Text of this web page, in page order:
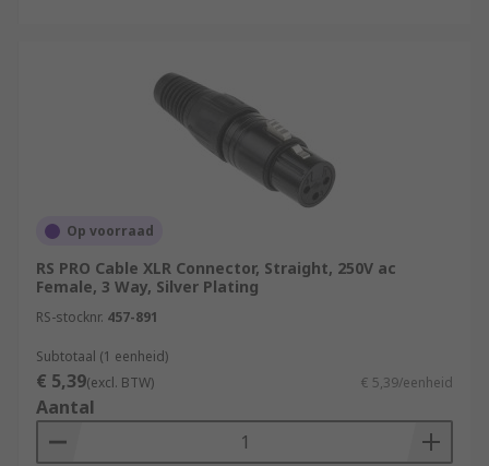
Op voorraad
RS PRO Cable XLR Connector, Straight, 250V ac
Female, 3 Way, Silver Plating
RS-stocknr. 457-891
Subtotaal (1 eenheid)
€ 5,39(excl. BTW) € 5,39/eenheid
Aantal